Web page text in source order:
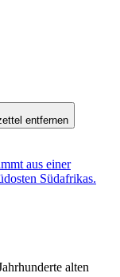
entfernen
aus einer
Südafrikas.
alten